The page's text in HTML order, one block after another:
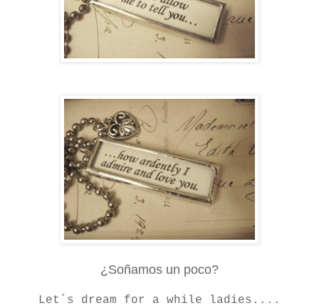
¿Soñamos un poco?
Let´s dream for a while ladies....